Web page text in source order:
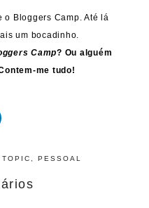
o Bloggers Camp. Até lá
um bocadinho.
Camp? Ou alguém
me tudo!
, PESSOAL